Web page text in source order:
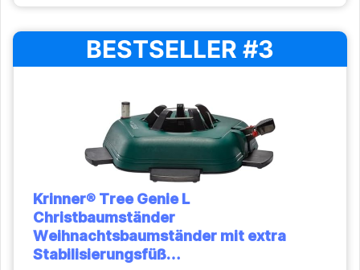
BESTSELLER #3
Krinner® Tree Genie L
Christbaumständer
Weihnachtsbaumständer mit extra
Stabilisierungsfüß…